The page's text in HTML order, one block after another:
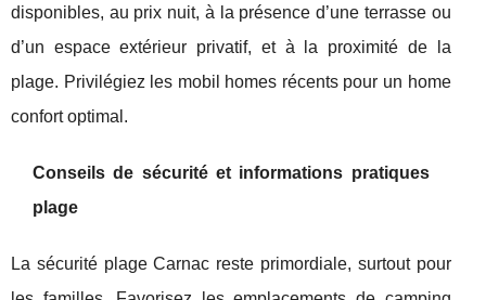
disponibles, au prix nuit, à la présence d’une terrasse ou
d’un espace extérieur privatif, et à la proximité de la
plage. Privilégiez les mobil homes récents pour un home
confort optimal.
Conseils de sécurité et informations pratiques
plage
La sécurité plage Carnac reste primordiale, surtout pour